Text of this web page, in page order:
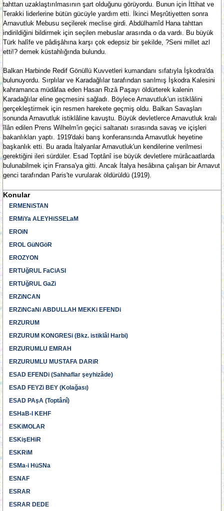
tahttan uzaklaştırılmasının şart olduğunu görüyordu. Bunun için İttihat ve
Terakki liderlerine bütün gücüyle yardım etti. İkinci Meşrûtiyetten sonra
Arnavutluk Mebusu seçilerek meclise girdi. Abdülhamîd Hana tahttan
indirildiğini bildirmek için seçilen mebuslar arasında o da vardı. Bu büyük
Türk halîfe ve pâdişâhına karşı çok edepsiz bir şekilde, ?Seni millet azl
etti!? demek küstahlığında bulundu.
Balkan Harbinde Redif Gönüllü Kuvvetleri kumandanı sıfatıyla İşkodra'da
bulunuyordu. Sırplılar ve Karadağlılar tarafından sarılmış İşkodra Kalesini
kahramanca müdâfaa eden Hasan Rızâ Paşayı öldürterek kalenin
Karadağlılar eline geçmesini sağladı. Böylece Arnavutluk'un istiklâlini
gerçekleştirmek için resmen harekete geçmiş oldu. Balkan Savaşları
sonunda Arnavutluk istiklâline kavuştu. Büyük devletlerce Arnavutluk kralı
îlân edilen Prens Wilhelm'in geçici saltanatı sırasında savaş ve içişleri
bakanlıkları yaptı. 1919'daki barış konferansında Arnavutluk heyetine
başkanlık etti. Bu arada İtalyanlar Arnavutluk'un kendilerine verilmesi
gerektiğini ileri sürdüler. Esad Toptânî ise büyük devletlere mürâcaatlarda
bulunabilmek için Fransa'ya gitti. Ancak İtalya hesâbına çalışan bir Arnavut
genci tarafından Paris'te vurularak öldürüldü (1919).
Konular
ERMENiSTAN
ERMiYa ALEYHiSSELaM
EROiN
EROL GüNGöR
EROZYON
ERTUğRUL FaCiASI
ERTUğRUL GaZi
ERZiNCAN
ERZiNCaNi ABDULLAH MEKKi EFENDi
ERZURUM
ERZURUM KONGRESi (Bkz. istiklâl Harbi)
ERZURUMLU EMRAH
ERZURUMLU MUSTAFA DARiR
ESAD EFENDi (Sahhaflar şeyhizâde)
ESAD FEYZi BEY (Kolağası)
ESAD PAşA (Toptânî)
ESHaB-I KEHF
ESKiMOLAR
ESKişEHiR
ESKRiM
ESMa-i HüSNa
ESNAF
ESRAR
ESRAR DEDE